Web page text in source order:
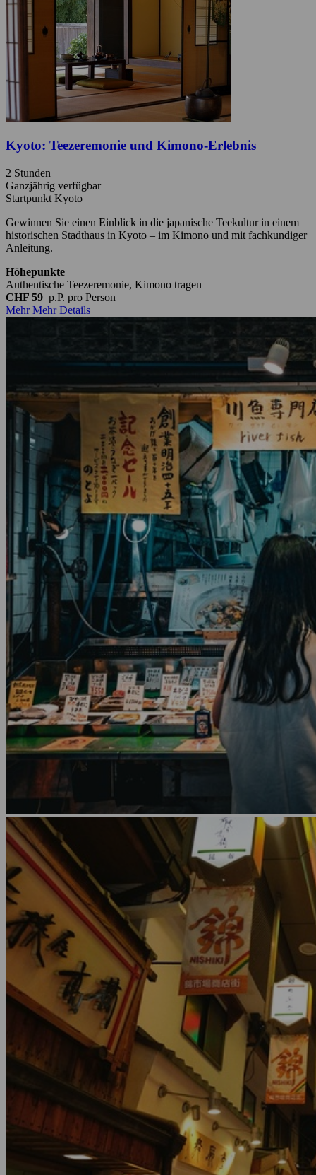
Kyoto: Teezeremonie und Kimono-Erlebnis
2 Stunden
Ganzjährig verfügbar
Startpunkt Kyoto
Gewinnen Sie einen Einblick in die japanische Teekultur in einem
historischen Stadthaus in Kyoto – im Kimono und mit fachkundiger
Anleitung.
Höhepunkte
Authentische Teezeremonie, Kimono tragen
CHF 59 p.P. pro Person
Mehr Mehr Details